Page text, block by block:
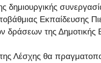
δημιουργικής
Εκπαίδευσης
δράσεων της Δημοτικής
Λέσχης θα